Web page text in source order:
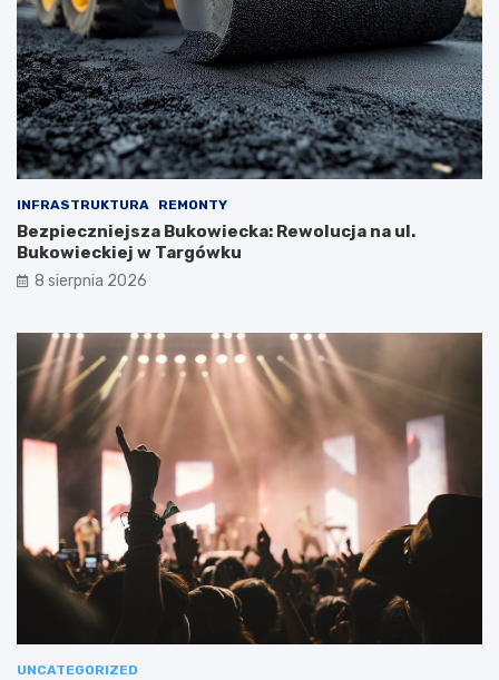
INFRASTRUKTURA REMONTY
Bezpieczniejsza Bukowiecka: Rewolucja na ul.
Bukowieckiej w Targówku
8 sierpnia 2026
UNCATEGORIZED